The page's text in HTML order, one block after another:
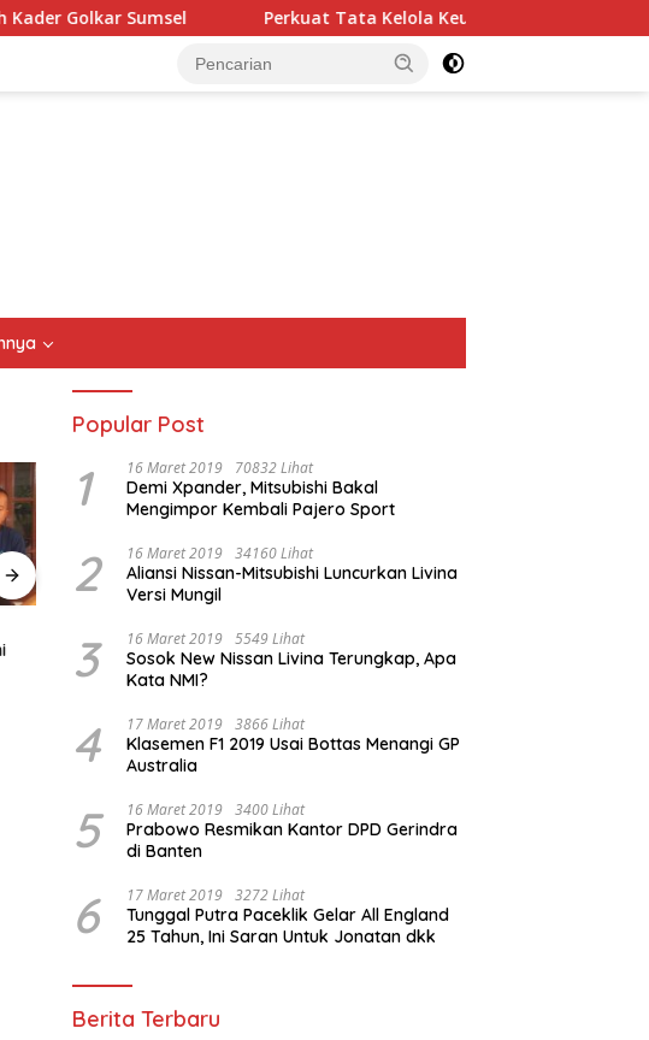
Sumsel Perkuat Tata Kelola Keuangan Negara, BPN Merangin
Dugaan Janggal Tender Jalan
Pemprov Sumsel: Penawaran
Lebih Murah Digugurkan,
Vendor Siapkan Langkah
Pesta Bola Dunia 2026, Polda
Sumsel dan organisasi Islam
Sumsel
Popular Post
1 16 Maret 2019 70832 Lihat
Demi Xpander, Mitsubishi Bakal
Mengimpor Kembali Pajero Sport
2 16 Maret 2019 34160 Lihat
Aliansi Nissan-Mitsubishi Luncurkan Livina
Versi Mungil
3 16 Maret 2019 5549 Lihat
Sosok New Nissan Livina Terungkap, Apa
Kata NMI?
4 17 Maret 2019 3866 Lihat
Klasemen F1 2019 Usai Bottas Menangi GP
Australia
5 16 Maret 2019 3400 Lihat
Prabowo Resmikan Kantor DPD Gerindra
di Banten
6 17 Maret 2019 3272 Lihat
Tunggal Putra Paceklik Gelar All England
25 Tahun, Ini Saran Untuk Jonatan dkk
Berita Terbaru